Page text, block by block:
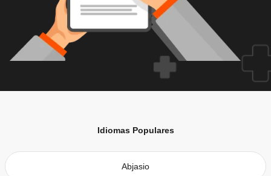
Idiomas Populares
Abjasio